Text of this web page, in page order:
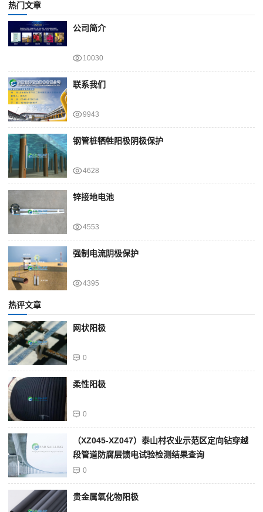
热门文章
公司简介
10030
联系我们
9943
钢管桩牺牲阳极阴极保护
4628
锌接地电池
4553
强制电流阴极保护
4395
热评文章
网状阳极
0
柔性阳极
0
（XZ045-XZ047）泰山村农业示范区定向钻穿越
段管道防腐层馈电试验检测结果查询
0
贵金属氧化物阳极